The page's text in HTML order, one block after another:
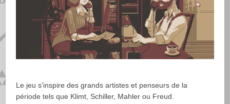
Le jeu s’inspire des grands artistes et penseurs de la
période tels que Klimt, Schiller, Mahler ou Freud.